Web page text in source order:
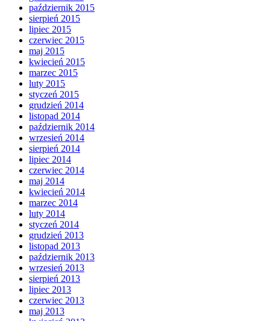
październik 2015
sierpień 2015
lipiec 2015
czerwiec 2015
maj 2015
kwiecień 2015
marzec 2015
luty 2015
styczeń 2015
grudzień 2014
listopad 2014
październik 2014
wrzesień 2014
sierpień 2014
lipiec 2014
czerwiec 2014
maj 2014
kwiecień 2014
marzec 2014
luty 2014
styczeń 2014
grudzień 2013
listopad 2013
październik 2013
wrzesień 2013
sierpień 2013
lipiec 2013
czerwiec 2013
maj 2013